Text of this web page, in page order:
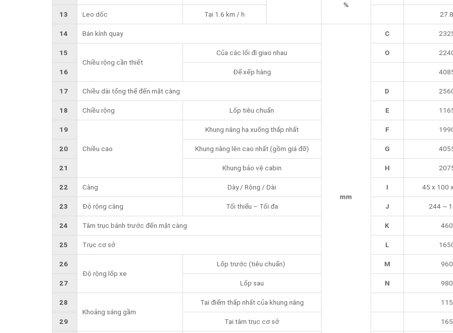
%
13 Leo dốc Tại 1.6 km / h 27.8
14 Bán kính quay
mm
C
15
Chiều rộng cần thiết
Của các lối đi giao nhau O
16 Để xếp hàng
17 Chiều dài tổng thể đến mặt càng D
18 Chiều rộng Lốp tiêu chuẩn E
19
Chiều cao
Khung nâng hạ xuống thấp nhất F
20 Khung nâng lên cao nhất (gồm giá đỡ) G
21 Khung bảo vệ cabin H
22 Càng Dày / Rộng / Dài I 45 x 100
23 Độ rộng càng Tối thiểu – Tối đa J 244 ~
24 Tâm trục bánh trước đến mặt càng K 460
25 Trục cơ sở L
26
Độ rộng lốp xe
Lốp trước (tiêu chuẩn) M 960
27 Lốp sau N 980
28
Khoảng sáng gầm
Tại điểm thấp nhất của khung nâng 115
29 Tại tâm trục cơ sở 165